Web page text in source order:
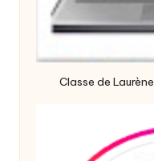
Classe de Laurène